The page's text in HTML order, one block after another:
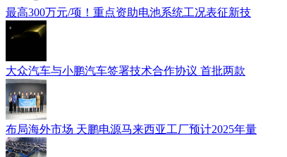
最高300万元/项！重点资助电池系统工况表征新技
大众汽车与小鹏汽车签署技术合作协议 首批两款
布局海外市场 天鹏电源马来西亚工厂预计2025年量